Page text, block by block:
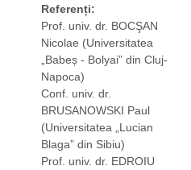
Referenți:
Prof. univ. dr. BOCŞAN
Nicolae (Universitatea
„Babeș - Bolyai” din Cluj-
Napoca)
Conf. univ. dr.
BRUSANOWSKI Paul
(Universitatea „Lucian
Blaga” din Sibiu)
Prof. univ. dr. EDROIU